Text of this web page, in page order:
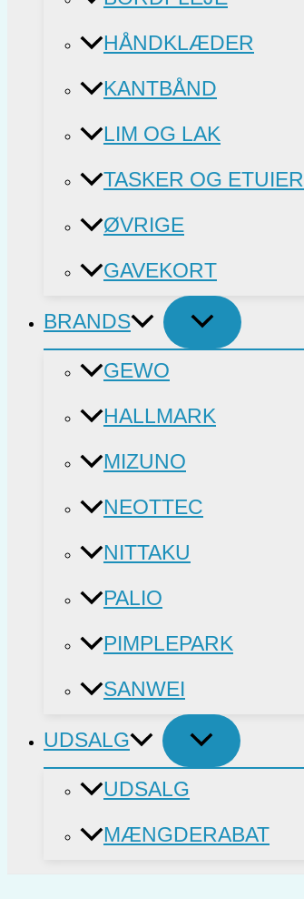
HÅNDKLÆDER
KANTBÅND
LIM OG LAK
TASKER OG ETUIER
ØVRIGE
GAVEKORT
BRANDS
GEWO
HALLMARK
MIZUNO
NEOTTEC
NITTAKU
PALIO
PIMPLEPARK
SANWEI
UDSALG
UDSALG
MÆNGDERABAT